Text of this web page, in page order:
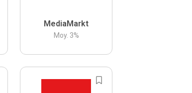
MediaMarkt
Moy. 3%